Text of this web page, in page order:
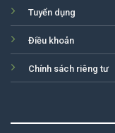
Tuyển dụng
Điều khoản
Chính sách riêng tư